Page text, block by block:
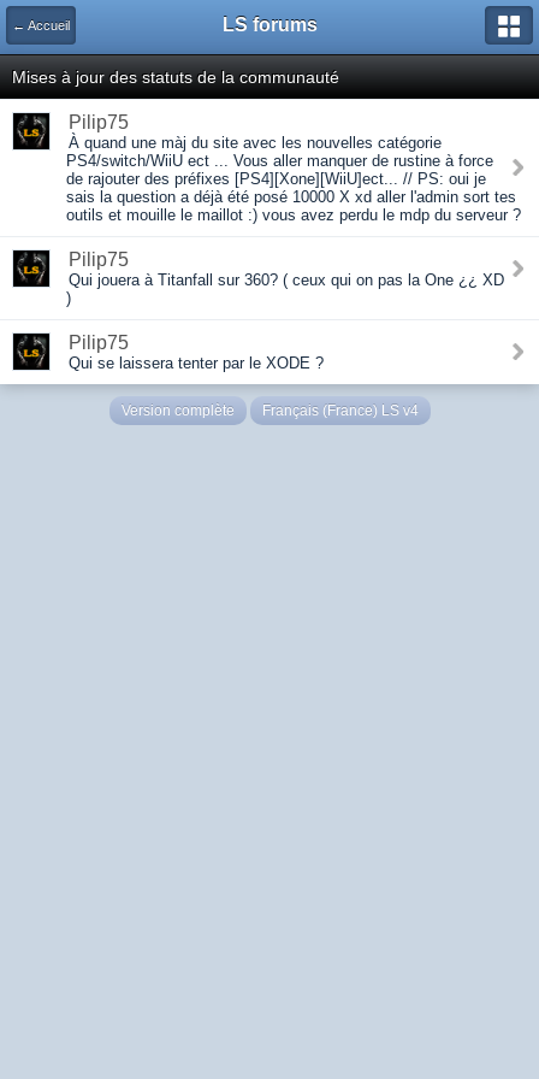
← Accueil LS forums
Mises à jour des statuts de la communauté
Pilip75
À quand une màj du site avec les nouvelles catégorie
PS4/switch/WiiU ect ... Vous aller manquer de rustine à force
de rajouter des préfixes [PS4][Xone][WiiU]ect... // PS: oui je
sais la question a déjà été posé 10000 X xd aller l'admin sort tes
outils et mouille le maillot :) vous avez perdu le mdp du serveur ?
Pilip75
Qui jouera à Titanfall sur 360? ( ceux qui on pas la One ¿¿ XD
)
Pilip75
Qui se laissera tenter par le XODE ?
Version complète Français (France) LS v4